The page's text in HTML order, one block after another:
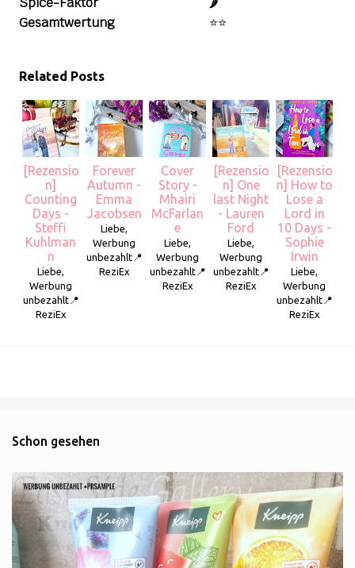
Gesamtwertung
⭐️⭐️
Related Posts
[Rezensio
n]
Counting
Days -
Steffi
Kuhlman
n
Liebe,
Werbung
unbezahlt📍
ReziEx
Forever
Autumn -
Emma
Jacobsen
Liebe,
Werbung
unbezahlt📍
ReziEx
Cover
Story -
Mhairi
McFarlan
e
Liebe,
Werbung
unbezahlt📍
ReziEx
[Rezensio
n] One
last Night
- Lauren
Ford
Liebe,
Werbung
unbezahlt📍
ReziEx
[Rezensio
n] How to
Lose a
Lord in
10 Days -
Sophie
Irwin
Liebe,
Werbung
unbezahlt📍
ReziEx
Schon gesehen